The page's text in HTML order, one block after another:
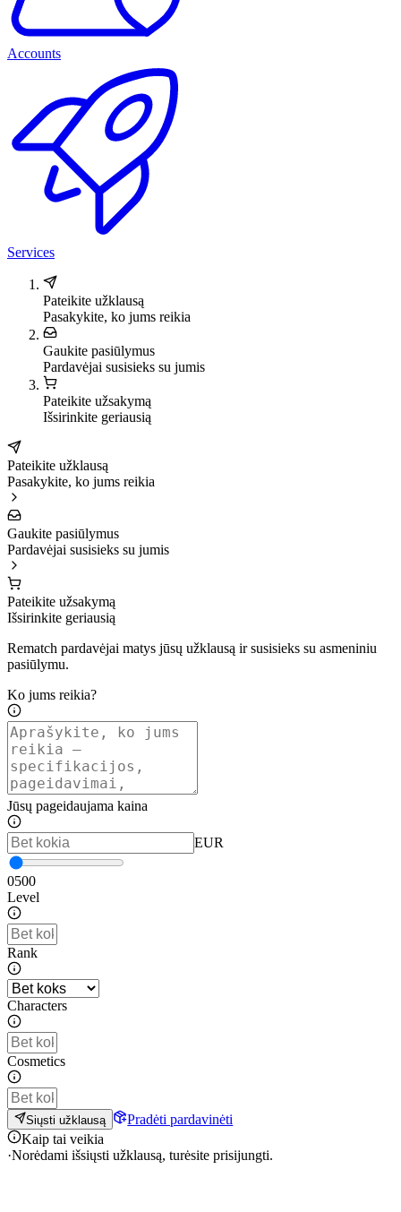
Accounts
Services
Pateikite užklausą
Pasakykite, ko jums reikia
Gaukite pasiūlymus
Pardavėjai susisieks su jumis
Pateikite užsakymą
Išsirinkite geriausią
Pateikite užklausą
Pasakykite, ko jums reikia
Gaukite pasiūlymus
Pardavėjai susisieks su jumis
Pateikite užsakymą
Išsirinkite geriausią
Rematch pardavėjai matys jūsų užklausą ir susisieks su asmeniniu
pasiūlymu.
Ko jums reikia?
Jūsų pageidaujama kaina
EUR
0500
Level
Rank
Characters
Cosmetics
Siųsti užklausą
Pradėti pardavinėti
Kaip tai veikia
·Norėdami išsiųsti užklausą, turėsite prisijungti.